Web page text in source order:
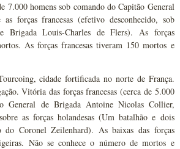
7.000 homens sob comando do Capitão General
forças francesas (efetivo desconhecido, sob
Brigada Louis-Charles de Flers). As forças
As forças francesas tiveram 150 mortos e
cidade fortificada no norte de França.
Vitória das forças francesas (cerca de 5.000
General de Brigada Antoine Nicolas Collier,
as forças holandesas (Um batalhão e dois
do Coronel Zeilenhard). As baixas das forças
Não se conhece o número de mortos e